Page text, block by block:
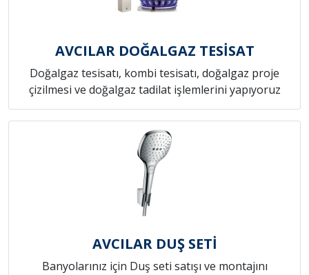
AVCILAR DOĞALGAZ TESİSAT
Doğalgaz tesisatı, kombi tesisatı, doğalgaz proje
çizilmesi ve doğalgaz tadilat işlemlerini yapıyoruz
AVCILAR DUŞ SETİ
Banyolarınız için Duş seti satışı ve montajını